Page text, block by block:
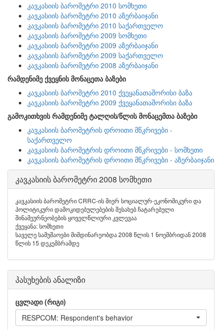
კავკასიის ბარომეტრი 2010 სომხეთი
კავკასიის ბარომეტრი 2010 აზერბაიჯანი
კავკასიის ბარომეტრი 2010 საქართველო
კავკასიის ბარომეტრი 2009 სომხეთი
კავკასიის ბარომეტრი 2009 აზერბაიჯანი
კავკასიის ბარომეტრი 2009 საქართველო
კავკასიის ბარომეტრი 2008 აზერბაიჯანი
რამდენიმე ქვეყნის მონაცეთა ბაზები
კავკასიის ბარომეტრი 2010 ქვეყანათაშორისი ბაზა
კავკასიის ბარომეტრი 2009 ქვეყანათაშორისი ბაზა
გამოკითხვის რამდენიმე ტალღის/წლის მონაცემთა ბაზები
კავკასიის ბარომეტრის დროითი მწკრივები -
საქართველო
კავკასიის ბარომეტრის დროითი მწკრივები - სომხეთი
კავკასიის ბარომეტრის დროითი მწკრივები - აზერბაიჯანი
კავკასიის ბარომეტრი 2008 სომხეთი
კავკასიის ბარომეტრი CRRC-ის მიერ სოციალურ-ეკონომიკური და
პოლიტიკური დამოკიდებულებების შესახებ ჩატარებული
შინამეურნეობების ყოველწლიური კვლევაა
ქვეყანა: სომხეთი
საველე სამუშაოები მიმდინარეობდა 2008 წლის 1 ნოემბრიდან 2008
წლის 15 დეკემბრამდე
პასუხების ანალიზი
ცვლადი (რიგი)
RESPCOM: Respondent's behavior